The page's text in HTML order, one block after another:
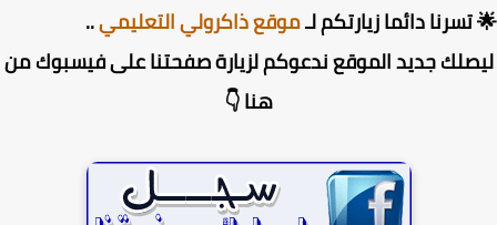
دائما زيارتكم لـموقع ذاكرولي التعليمي..
جديد الموقع ندعوكم لزيارة صفحتنا على فيسبوك من
هنا 👇